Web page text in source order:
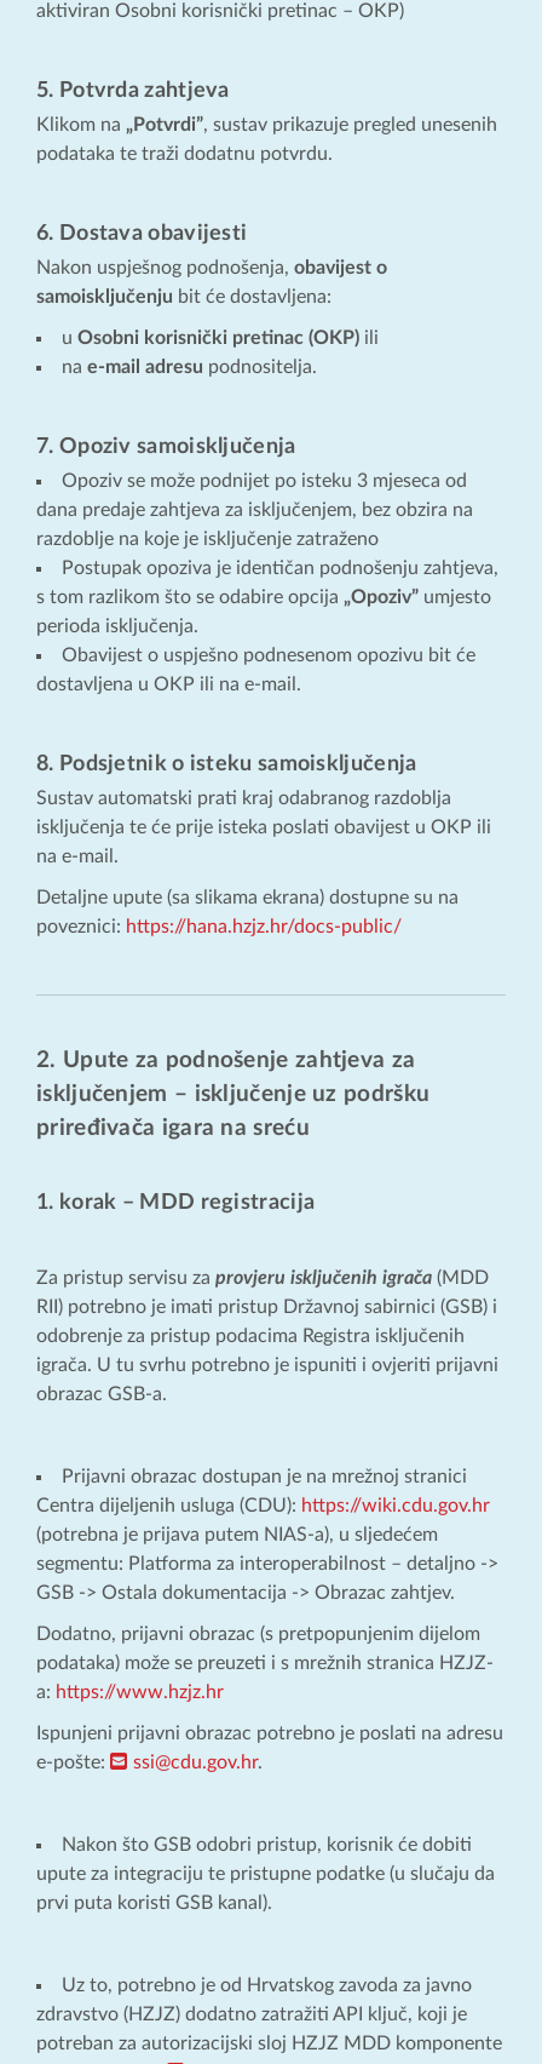
aktiviran Osobni korisnički pretinac – OKP)
5. Potvrda zahtjeva
Klikom na „Potvrdi”, sustav prikazuje pregled unesenih
podataka te traži dodatnu potvrdu.
6. Dostava obavijesti
Nakon uspješnog podnošenja, obavijest o
samoisključenju bit će dostavljena:
u Osobni korisnički pretinac (OKP) ili
na e-mail adresu podnositelja.
7. Opoziv samoisključenja
Opoziv se može podnijet po isteku 3 mjeseca od
dana predaje zahtjeva za isključenjem, bez obzira na
razdoblje na koje je isključenje zatraženo
Postupak opoziva je identičan podnošenju zahtjeva,
s tom razlikom što se odabire opcija „Opoziv” umjesto
perioda isključenja.
Obavijest o uspješno podnesenom opozivu bit će
dostavljena u OKP ili na e-mail.
8. Podsjetnik o isteku samoisključenja
Sustav automatski prati kraj odabranog razdoblja
isključenja te će prije isteka poslati obavijest u OKP ili
na e-mail.
Detaljne upute (sa slikama ekrana) dostupne su na
poveznici: https://hana.hzjz.hr/docs-public/
2. Upute za podnošenje zahtjeva za
isključenjem – isključenje uz podršku
priređivača igara na sreću
1. korak – MDD registracija
Za pristup servisu za provjeru isključenih igrača (MDD
RII) potrebno je imati pristup Državnoj sabirnici (GSB) i
odobrenje za pristup podacima Registra isključenih
igrača. U tu svrhu potrebno je ispuniti i ovjeriti prijavni
obrazac GSB-a.
Prijavni obrazac dostupan je na mrežnoj stranici
Centra dijeljenih usluga (CDU): https://wiki.cdu.gov.hr
(potrebna je prijava putem NIAS-a), u sljedećem
segmentu: Platforma za interoperabilnost – detaljno ->
GSB -> Ostala dokumentacija -> Obrazac zahtjev.
Dodatno, prijavni obrazac (s pretpopunjenim dijelom
podataka) može se preuzeti i s mrežnih stranica HZJZ-
a: https://www.hzjz.hr
Ispunjeni prijavni obrazac potrebno je poslati na adresu
e-pošte:
ssi@cdu.gov.hr.
Nakon što GSB odobri pristup, korisnik će dobiti
upute za integraciju te pristupne podatke (u slučaju da
prvi puta koristi GSB kanal).
Uz to, potrebno je od Hrvatskog zavoda za javno
zdravstvo (HZJZ) dodatno zatražiti API ključ, koji je
potreban za autorizacijski sloj HZJZ MDD komponente